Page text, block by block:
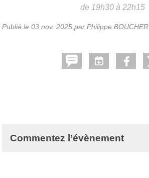
de 19h30 à 22h15
Publié le 03 nov. 2025 par Philippe BOUCHER
Commentez l’évènement